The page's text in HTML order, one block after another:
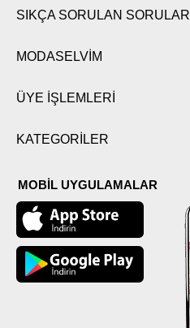
SIKÇA SORULAN SORULAR
MODASELVİM
ÜYE İŞLEMLERİ
KATEGORİLER
MOBİL UYGULAMALAR